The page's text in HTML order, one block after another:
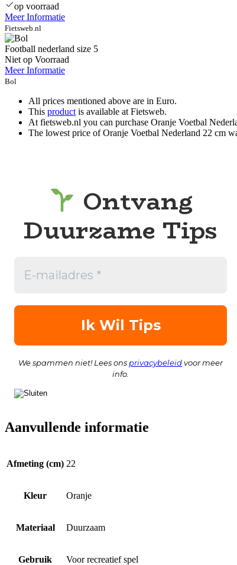
op voorraad
Meer Informatie
Fietsweb.nl
Football nederland size 5
Niet op Voorraad
Meer Informatie
Bol
All prices mentioned above are in Euro.
This product is available at Fietsweb.
At fietsweb.nl you can purchase Oranje Voetbal
The lowest price of Oranje Voetbal Nederland 22 cm
Ontvang
Duurzame Tips
We spammen niet! Lees ons privacybeleidvoor meer
info.
Aanvullende informatie
Afmeting (cm) 22
Kleur Oranje
Materiaal Duurzaam
Gebruik Voor recreatief spel